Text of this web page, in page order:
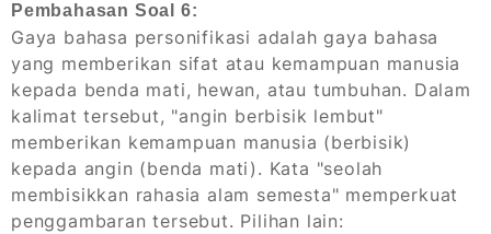
Pembahasan Soal 6:
Gaya bahasa personifikasi adalah gaya bahasa
yang memberikan sifat atau kemampuan manusia
kepada benda mati, hewan, atau tumbuhan. Dalam
kalimat tersebut, "angin berbisik lembut"
memberikan kemampuan manusia (berbisik)
kepada angin (benda mati). Kata "seolah
membisikkan rahasia alam semesta" memperkuat
penggambaran tersebut. Pilihan lain: